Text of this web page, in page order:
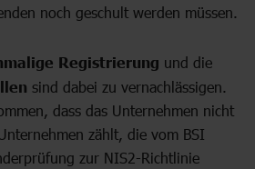
noch geschult werden müssen.
Registrierung und die
sind dabei zu vernachlässigen.
dass das Unternehmen nicht
zählt, die vom BSI
zur NIS2-Richtlinie